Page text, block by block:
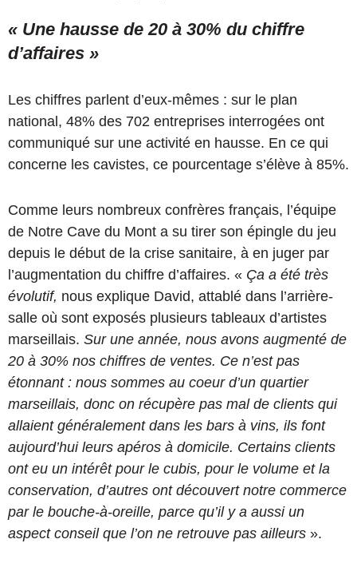
« Une hausse de 20 à 30% du chiffre
d’affaires »
Les chiffres parlent d’eux-mêmes : sur le plan
national, 48% des 702 entreprises interrogées ont
communiqué sur une activité en hausse. En ce qui
concerne les cavistes, ce pourcentage s’élève à 85%.
Comme leurs nombreux confrères français, l’équipe
de Notre Cave du Mont a su tirer son épingle du jeu
depuis le début de la crise sanitaire, à en juger par
l’augmentation du chiffre d’affaires. « Ça a été très
évolutif, nous explique David, attablé dans l’arrière-
salle où sont exposés plusieurs tableaux d’artistes
marseillais. Sur une année, nous avons augmenté de
20 à 30% nos chiffres de ventes. Ce n’est pas
étonnant : nous sommes au coeur d’un quartier
marseillais, donc on récupère pas mal de clients qui
allaient généralement dans les bars à vins, ils font
aujourd’hui leurs apéros à domicile. Certains clients
ont eu un intérêt pour le cubis, pour le volume et la
conservation, d’autres ont découvert notre commerce
par le bouche-à-oreille, parce qu’il y a aussi un
aspect conseil que l’on ne retrouve pas ailleurs ».